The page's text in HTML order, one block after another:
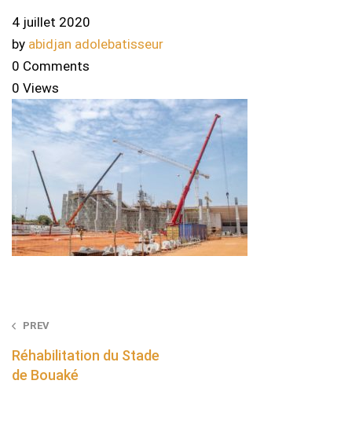
4 juillet 2020
by abidjan adolebatisseur
0 Comments
0 Views
Post
navigation
PREV
Réhabilitation du Stade
de Bouaké